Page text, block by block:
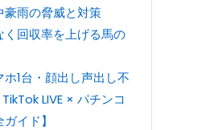
雨の脅威と対策
く回収率を上げる馬の
ホ1台・顔出し声出し不
LIVE × パチンコ
イド】